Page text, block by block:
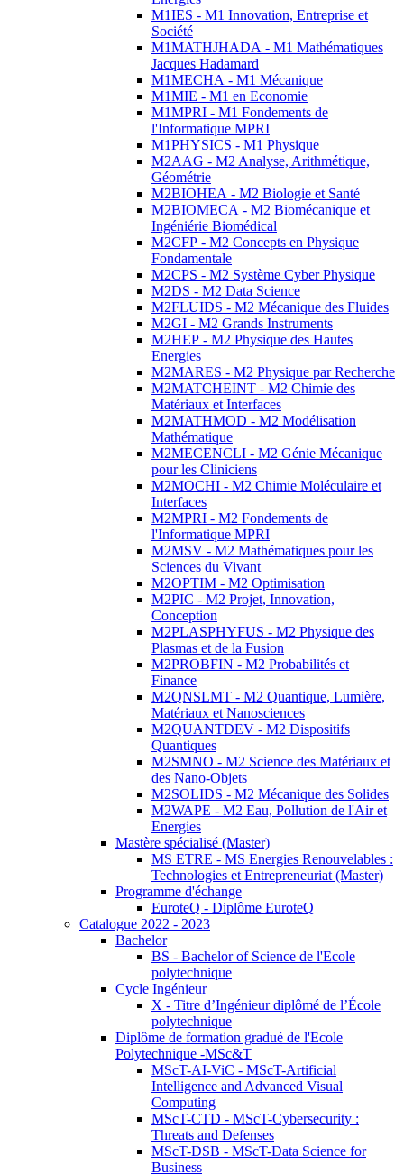
M1IES - M1 Innovation, Entreprise et
Société
M1MATHJHADA - M1 Mathématiques
Jacques Hadamard
M1MECHA - M1 Mécanique
M1MIE - M1 en Economie
M1MPRI - M1 Fondements de
l'Informatique MPRI
M1PHYSICS - M1 Physique
M2AAG - M2 Analyse, Arithmétique,
Géométrie
M2BIOHEA - M2 Biologie et Santé
M2BIOMECA - M2 Biomécanique et
Ingéniérie Biomédical
M2CFP - M2 Concepts en Physique
Fondamentale
M2CPS - M2 Système Cyber Physique
M2DS - M2 Data Science
M2FLUIDS - M2 Mécanique des Fluides
M2GI - M2 Grands Instruments
M2HEP - M2 Physique des Hautes
Energies
M2MARES - M2 Physique par Recherche
M2MATCHEINT - M2 Chimie des
Matériaux et Interfaces
M2MATHMOD - M2 Modélisation
Mathématique
M2MECENCLI - M2 Génie Mécanique
pour les Cliniciens
M2MOCHI - M2 Chimie Moléculaire et
Interfaces
M2MPRI - M2 Fondements de
l'Informatique MPRI
M2MSV - M2 Mathématiques pour les
Sciences du Vivant
M2OPTIM - M2 Optimisation
M2PIC - M2 Projet, Innovation,
Conception
M2PLASPHYFUS - M2 Physique des
Plasmas et de la Fusion
M2PROBFIN - M2 Probabilités et
Finance
M2QNSLMT - M2 Quantique, Lumière,
Matériaux et Nanosciences
M2QUANTDEV - M2 Dispositifs
Quantiques
M2SMNO - M2 Science des Matériaux et
des Nano-Objets
M2SOLIDS - M2 Mécanique des Solides
M2WAPE - M2 Eau, Pollution de l'Air et
Energies
Mastère spécialisé (Master)
MS ETRE - MS Energies Renouvelables :
Technologies et Entrepreneuriat (Master)
Programme d'échange
EuroteQ - Diplôme EuroteQ
Catalogue 2022 - 2023
Bachelor
BS - Bachelor of Science de l'Ecole
polytechnique
Cycle Ingénieur
X - Titre d’Ingénieur diplômé de l’École
polytechnique
Diplôme de formation gradué de l'Ecole
Polytechnique -MSc&T
MScT-AI-ViC - MScT-Artificial
Intelligence and Advanced Visual
Computing
MScT-CTD - MScT-Cybersecurity :
Threats and Defenses
MScT-DSB - MScT-Data Science for
Business